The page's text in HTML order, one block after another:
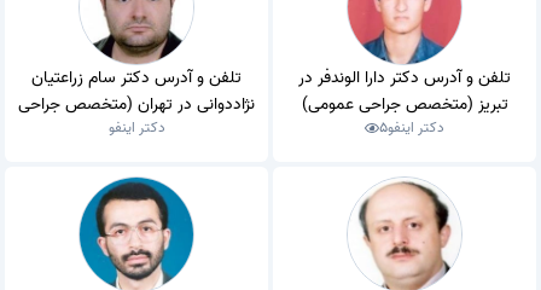
تلفن و آدرس دکتر دارا الوندفر در
تبریز (متخصص جراحی عمومی)
دکتر اینفو5
تلفن و آدرس دکتر سام زراعتیان
نژاددوانی در تهران (متخصص جراحی
عمومی)
دکتر اینفو